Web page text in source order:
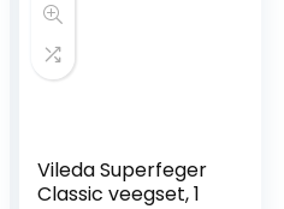
Vileda Superfeger
Classic veegset, 1